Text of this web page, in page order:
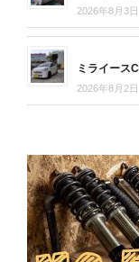
2026年8月3日
ミライース
2026年8月2日